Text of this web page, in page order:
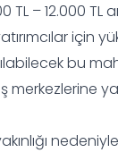
– 12.000 TL
için
bu
merkezlerine